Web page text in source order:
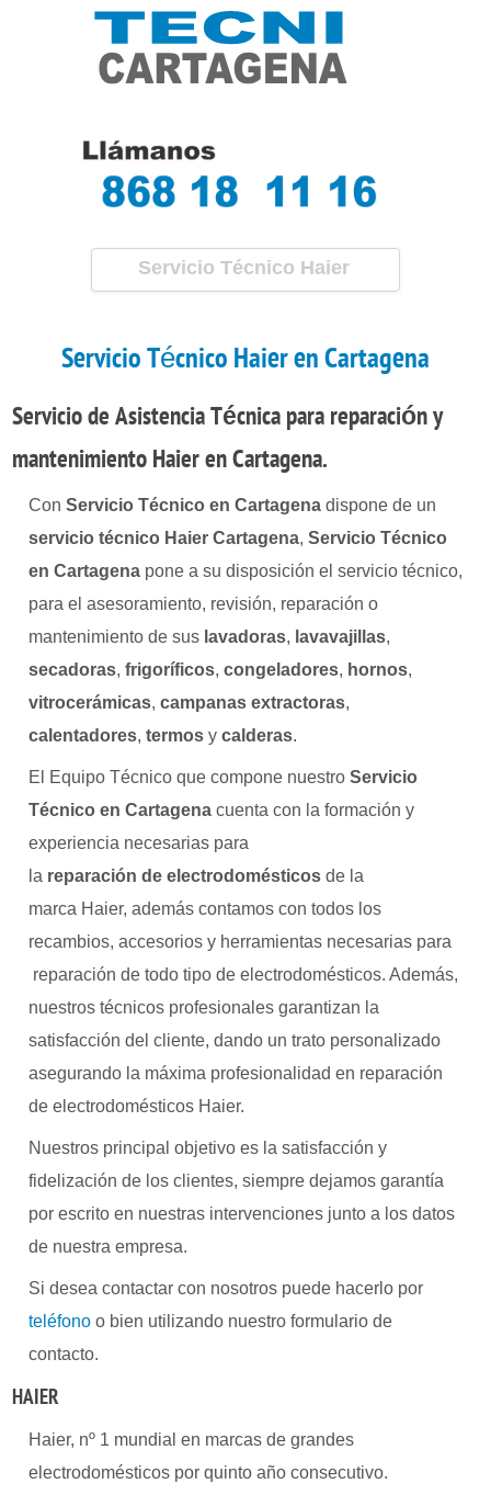
Servicio Técnico Haier
Servicio Técnico Haier en Cartagena
Servicio de Asistencia Técnica para reparacióny
mantenimiento Haier en Cartagena.
Con Servicio Técnico en Cartagena dispone de un
servicio técnico Haier Cartagena, Servicio Técnico
en Cartagena pone a su disposición el servicio técnico,
para el asesoramiento, revisión, reparación o
mantenimiento de sus lavadoras, lavavajillas,
secadoras, frigoríficos, congeladores, hornos,
vitrocerámicas, campanas extractoras,
calentadores, termos y calderas.
El Equipo Técnico que compone nuestro Servicio
Técnico en Cartagena cuenta con la formación y
experiencia necesarias para
la reparación de electrodomésticos de la
marca Haier, además contamos con todos los
recambios, accesorios y herramientas necesarias para
reparación de todo tipo de electrodomésticos. Además,
nuestros técnicos profesionales garantizan la
satisfacción del cliente, dando un trato personalizado
asegurando la máxima profesionalidad en reparación
de electrodomésticos Haier.
Nuestros principal objetivo es la satisfacción y
fidelización de los clientes, siempre dejamos garantía
por escrito en nuestras intervenciones junto a los datos
de nuestra empresa.
Si desea contactar con nosotros puede hacerlo por
teléfono o bien utilizando nuestro formulario de
contacto.
HAIER
Haier, nº 1 mundial en marcas de grandes
electrodomésticos por quinto año consecutivo.